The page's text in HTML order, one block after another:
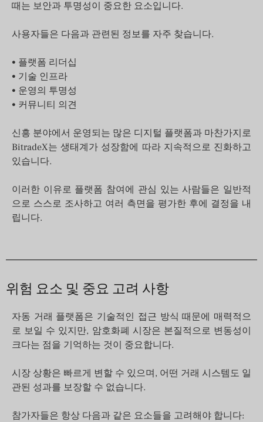
때는 보안과 투명성이 중요한 요소입니다.
사용자들은 다음과 관련된 정보를 자주 찾습니다.
• 플랫폼 리더십
• 기술 인프라
• 운영의 투명성
• 커뮤니티 의견
신흥 분야에서 운영되는 많은 디지털 플랫폼과 마찬가지로
BitradeX는 생태계가 성장함에 따라 지속적으로 진화하고
있습니다.
이러한 이유로 플랫폼 참여에 관심 있는 사람들은 일반적
으로 스스로 조사하고 여러 측면을 평가한 후에 결정을 내
립니다.
위험 요소 및 중요 고려 사항
자동 거래 플랫폼은 기술적인 접근 방식 때문에 매력적으
로 보일 수 있지만, 암호화폐 시장은 본질적으로 변동성이
크다는 점을 기억하는 것이 중요합니다.
시장 상황은 빠르게 변할 수 있으며, 어떤 거래 시스템도 일
관된 성과를 보장할 수 없습니다.
참가자들은 항상 다음과 같은 요소들을 고려해야 합니다: